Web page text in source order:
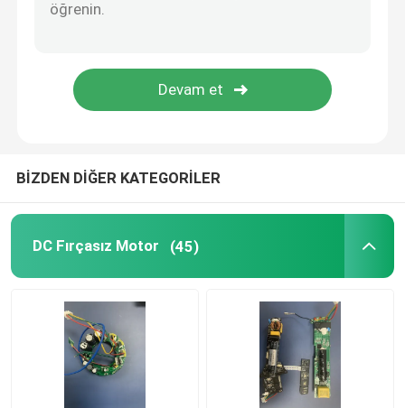
BİZDEN DİĞER KATEGORİLER
DC Fırçasız Motor (45)